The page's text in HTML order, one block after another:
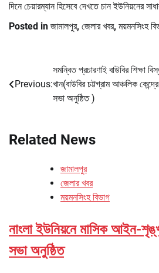
দিনে চেয়ারম্যান হিসেবে দেখতে চান ইউনিয়নের
Posted in জামালপুর, জেলার খবর, ময়মনসিংহ
navigation
Previous:
সমন্বিত প্রচারণাই বাউবির শিক্ষা
খান(বাউবির চট্টগ্রাম আঞ্চলিক
সভা অনুষ্ঠিত )
Related News
জামালপুর
জেলার খবর
ময়মনসিংহ বিভাগ
নাংলা ইউনিয়নে মাসিক আইন-
সভা অনুষ্ঠিত